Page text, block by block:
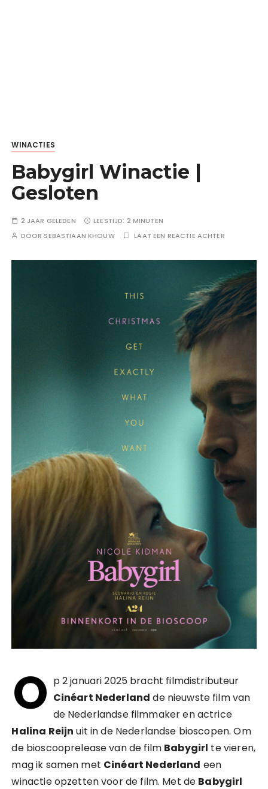
WINACTIES
Babygirl Winactie |
Gesloten
2 JAAR GELEDEN LEESTIJD: 2 MINUTEN
DOOR SEBASTIAAN KHOUW LAAT EEN REACTIE ACHTER
O p 2 januari 2025 bracht filmdistributeur
Cinéart Nederland de nieuwste film van
de Nederlandse filmmaker en actrice
Halina Reijn uit in de Nederlandse bioscopen. Om
de bioscooprelease van de film Babygirl te vieren,
mag ik samen met Cinéart Nederland een
winactie opzetten voor de film. Met de Babygirl